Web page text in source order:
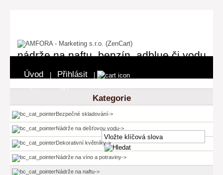
nádrže na naftu, benzín, adblue či vodu
Úvod Přihlásit
Kategorie
Bezpečné skladování->
Nádrže na dešťovou vodu->
Dekorativní květníky->
Nádrže na víno a potraviny->
Nádrže na naftu->